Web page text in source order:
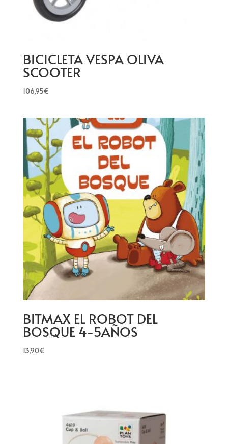
BICICLETA VESPA OLIVA
SCOOTER
106,95€
BITMAX EL ROBOT DEL
BOSQUE 4-5AÑOS
13,90€